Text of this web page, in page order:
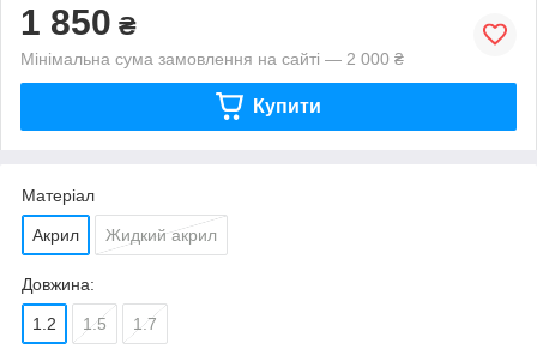
1 850 ₴
Мінімальна сума замовлення на сайті — 2 000 ₴
Купити
Матеріал
Акрил Жидкий акрил
Довжина:
1.2 1.5 1.7